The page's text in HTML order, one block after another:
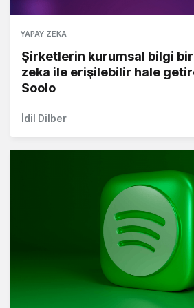
YAPAY ZEKA
Şirketlerin kurumsal bilgi
zeka ile erişilebilir hale
Soolo
İdil Dilber